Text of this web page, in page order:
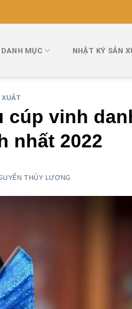
DANH MỤC NHẬT KÝ SẢN
XUẤT
cúp vinh
nhất 2022
THÙY LƯƠNG